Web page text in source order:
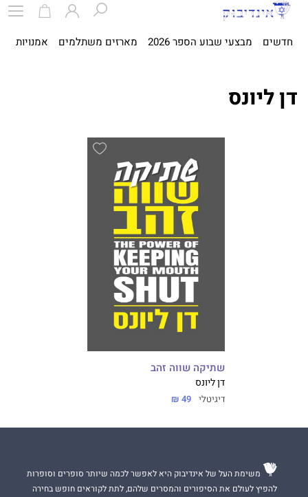
חדשים מבצעי שבוע הספר 2026 מארזים משתלמים אמנויות
דן ליונס
שתיקה שווה זהב
דן ליונס
דיגיטלי 49 ₪
משימת העל של אינדיבוק היא לאפשר לכמה שיותר סופרים וסופרות
להפיץ לעולם את הסיפורים והמסרים שלהם, לתת לקוראים חופש בחירה